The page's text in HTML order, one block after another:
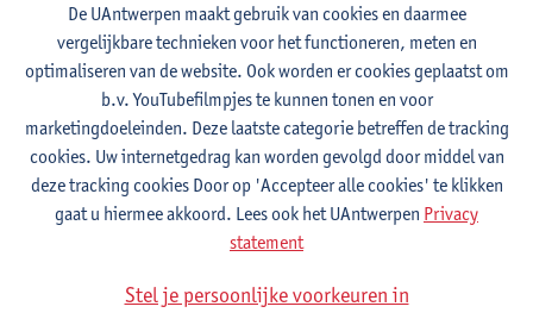
Lesgever(s):
Maarten Weyn
Rafael Berkvens
Rreze Halili
6-Digital Signal Processing
2E SEM
3studiepunten
Lesgever(s):
Walter Daems
Specifiek deel A - PBa Toegepaste Informatica
1-Basis digitale elektronica 1
De UAntwerpen maakt gebruik van cookies en daarmee
vergelijkbare technieken voor het functioneren, meten en
optimaliseren van de website. Ook worden er cookies geplaatst om
b.v. YouTubefilmpjes te kunnen tonen en voor
marketingdoeleinden. Deze laatste categorie betreffen de tracking
cookies. Uw internetgedrag kan worden gevolgd door middel van
deze tracking cookies Door op 'Accepteer alle cookies' te klikken
gaat u hiermee akkoord. Lees ook het UAntwerpen Privacy
statement
Stel je persoonlijke voorkeuren in